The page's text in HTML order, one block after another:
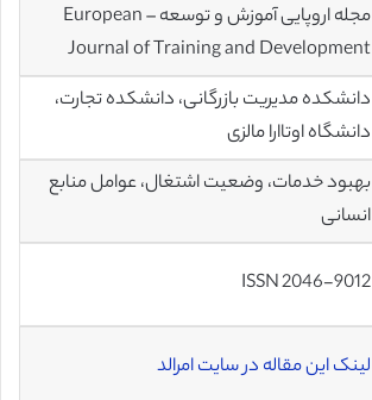
مجله اروپایی آموزش و توسعه – European
Journal of Training and Development
دانشکده مدیریت بازرگانی، دانشکده تجارت،
دانشگاه اوتاارا مالزی
بهبود خدمات، وضعیت اشتغال، عوامل منابع
انسانی
ISSN 2046-9012
لینک این مقاله در سایت امرالد